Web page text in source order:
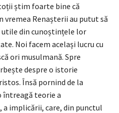
știm foarte bine că
Renașterii au putut să
din cunoștințele lor
Noi facem același lucru cu
ori musulmană. Spre
despre o istorie
Însă pornind de la
întreagă teorie a
implicării, care, din punctul